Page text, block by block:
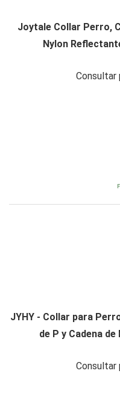
Joytale Collar Perro,
Nylon
Consultar
JYHY - Collar para
de P y Cadena
Consultar